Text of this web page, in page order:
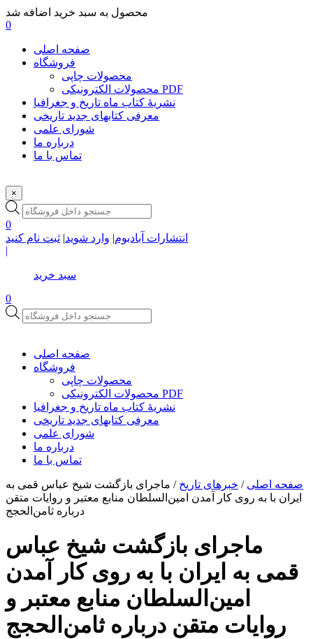
محصول به سبد خرید اضافه شد
0
صفحه اصلی
فروشگاه
محصولات چاپی
محصولات الکترونیکی PDF
نشریۀ کتاب ماه تاریخ و جغرافیا
معرفی کتابهای جدید تاریخی
شورای علمی
درباره ما
تماس با ما
×
Products
search
0
انتشارات آبادبوم| وارد شوید| ثبت نام کنید
|
سبد خرید
0
Products
search
صفحه اصلی
فروشگاه
محصولات چاپی
محصولات الکترونیکی PDF
نشریۀ کتاب ماه تاریخ و جغرافیا
معرفی کتابهای جدید تاریخی
شورای علمی
درباره ما
تماس با ما
صفحه اصلی / خبرهای تاریخ / ماجرای بازگشت‌ شیخ عباس قمی به
ایران با به روی کار آمدن امین‌السلطان منابع معتبر و روایات متقن
درباره ثامن‌الحجج
ماجرای بازگشت‌ شیخ عباس
قمی به ایران با به روی کار آمدن
امین‌السلطان منابع معتبر و
روایات متقن درباره ثامن‌الحجج